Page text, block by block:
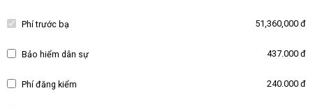
Phí trước bạ 51,360,000 đ
Bảo hiểm dân sự 437.000 đ
Phí đăng kiểm 240.000 đ